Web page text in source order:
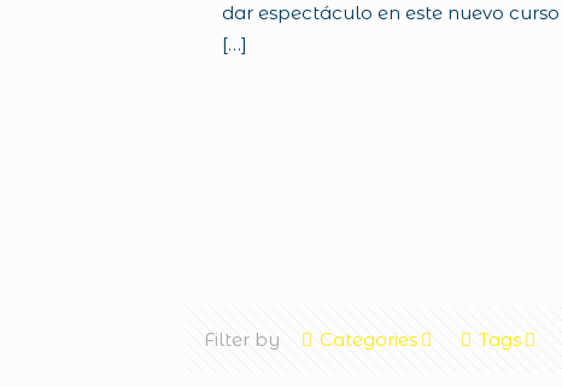
dar espectáculo en este nuevo curso
[…]
Filter by Categories Tags